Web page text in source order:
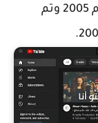
الفيديوهات على الإنترنت، تأسس في عام 2005 وتم